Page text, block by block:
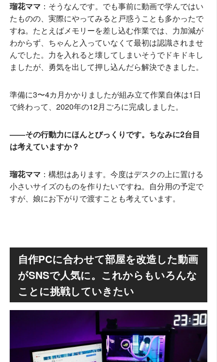
瑠花ママ ：そうなんです。でも事前に動画で学んではい
たものの、実際にやってみると戸惑うことも多かったで
すね。たとえばメモリーを差し込む作業では、力加減が
わからず、ちゃんと入っていなくて最初は認識されませ
んでした。力を入れると壊してしまいそうでドキドキし
ましたが、勇気を出して押し込んだら解決できました。
準備に3〜4カ月かかりましたが組み立て作業自体は1日
で終わって、2020年の12月ごろに完成しました。
――その行動力にほんとびっくりです。ちなみに2台目
は考えていますか？
瑠花ママ ：構想はあります。今度はデスクの上に置ける
小さいサイズのものを作りたいですね。自分用の予定で
すが、娘にお下がりで渡すことも考えています。
自作PCに合わせて部屋を改造した動画
がSNSで人気に。これからもいろんな
ことに挑戦していきたい